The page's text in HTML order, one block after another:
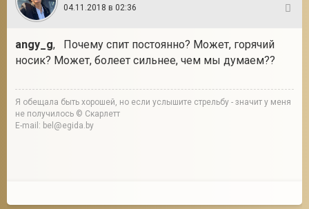
04.11.2018 в 02:36
angy_g, Почему спит постоянно? Может, горячий
носик? Может, болеет сильнее, чем мы думаем??
Я обещала быть хорошей, но если услышите стрельбу - значит у меня
не получилось © Скарлетт
E-mail: bel@egida.by